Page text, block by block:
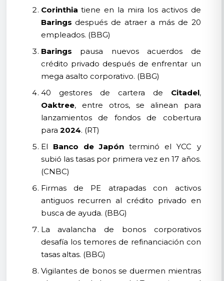
Corinthia tiene en la mira los activos de
Barings después de atraer a más de 20
empleados. (BBG)
Barings pausa nuevos acuerdos de
crédito privado después de enfrentar un
mega asalto corporativo. (BBG)
40 gestores de cartera de Citadel,
Oaktree, entre otros, se alinean para
lanzamientos de fondos de cobertura
para 2024. (RT)
El Banco de Japónterminó el YCC y
subió las tasas por primera vez en 17 años.
(CNBC)
Firmas de PE atrapadas con activos
antiguos recurren al crédito privado en
busca de ayuda. (BBG)
La avalancha de bonos corporativos
desafía los temores de refinanciación con
tasas altas. (BBG)
Vigilantes de bonos se duermen mientras